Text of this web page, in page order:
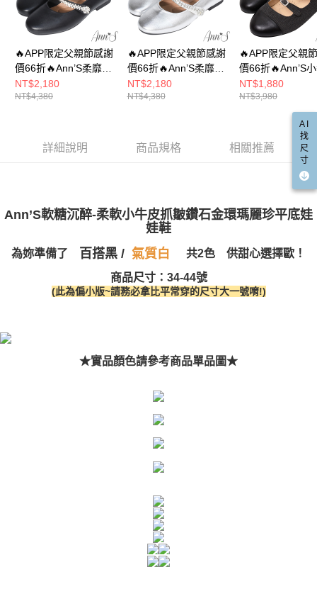
２．關於個人資料處理事宜，請瀏覽以下網址：
https://aftee.tw/terms/#terms3
３．未成年的使用者請事先徵得法定代理人或監護人之同意方可使用
「AFTEE先享後付」，若未經同意申辦者引起之損失，本公司不負相關責
任。
４．使用「AFTEE先享後付」時，將依據個別帳號之用戶狀況，依本公司即
時審查核予不同之上限額度；若仍有額度不足之情形，本公司將視審查結果
請求用戶進行身份認證。
５．嚴禁一人註冊多個帳號或使用他人資訊註冊。若發現惡意使用之情形，
付款後7-11取貨
每筆NT$100，滿NT$999(含以上)免運費
宅配
每筆NT$100，滿NT$999(含以上)免運費
國家/地區配送(非順豐配送，勿填寫順豐智能櫃地址) 查看運費
查看運費
🔥APP限定父親節感謝
價66折🔥Ann’S柔靡千
金-小羊皮真皮腳背鑽
鍊瑪莉珍平底娃娃鞋
NT$2,180
NT$4,380
🔥APP限定父親節感謝
價66折🔥Ann’S柔靡千
金-小羊皮真皮腳背鑽
鍊瑪莉珍平底娃娃鞋
NT$2,180
NT$4,380
🔥APP限定父親
價66折🔥Ann’S
牛仔單寧鑽石釦
莉珍圓頭平底娃
NT$1,880
NT$3,980
詳細說明 商品規格 相關推薦
Ann’S軟糖沉醉-柔軟小牛皮抓皺鑽石金環瑪麗珍平底娃
娃鞋
為妳準備了 百搭黑 / 氣質白 共2色 供甜心選擇歐！
商品尺寸：34-44號
(此為偏小版~請務必拿比平常穿的尺寸大一號唷!)
★實品顏色請參考商品單品圖★
AI
找
尺
寸